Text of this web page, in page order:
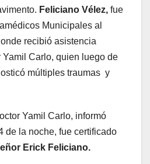
Feliciano Vélez, fue
Municipales al
recibió asistencia
Yamil Carlo, quien luego de
múltiples traumas y
Yamil Carlo, informó
de la noche, fue certificado
Erick Feliciano.